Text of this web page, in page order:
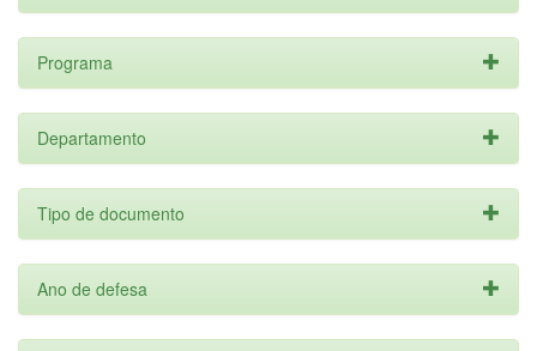
Programa
Departamento
Tipo de documento
Ano de defesa